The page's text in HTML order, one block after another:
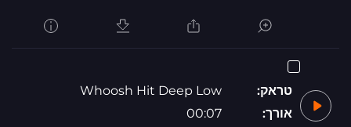
טראק:
Whoosh Hit Deep Low
אורך:
00:07